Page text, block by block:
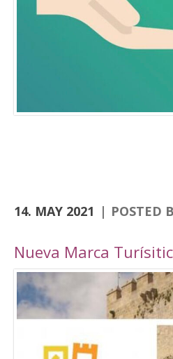
o el yacimiento de
otros. Incorpora la visita
Fortaleza de la Mota, con
el apartado de
14. MAY 2021 POSTED
Nueva Marca